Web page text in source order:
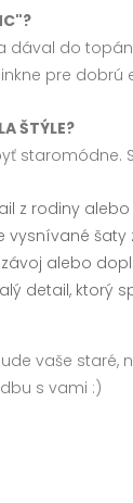
dával do
pre dobrú
ŠTÝLE?
staromódne.
z rodiny
vysnívané
závoj alebo
detail, ktorý
vaše staré,
s vami :)